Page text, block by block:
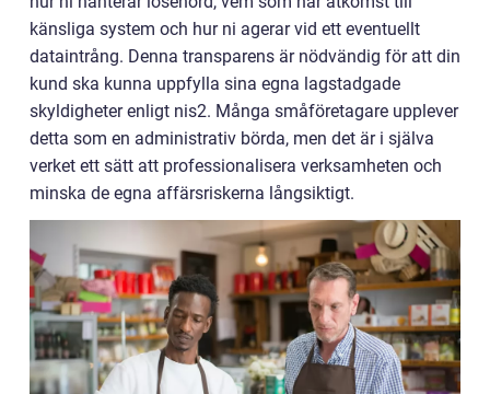
känsliga system och hur ni agerar vid ett eventuellt
dataintrång. Denna transparens är nödvändig för att din
kund ska kunna uppfylla sina egna lagstadgade
skyldigheter enligt nis2. Många småföretagare upplever
detta som en administrativ börda, men det är i själva
verket ett sätt att professionalisera verksamheten och
minska de egna affärsriskerna långsiktigt.